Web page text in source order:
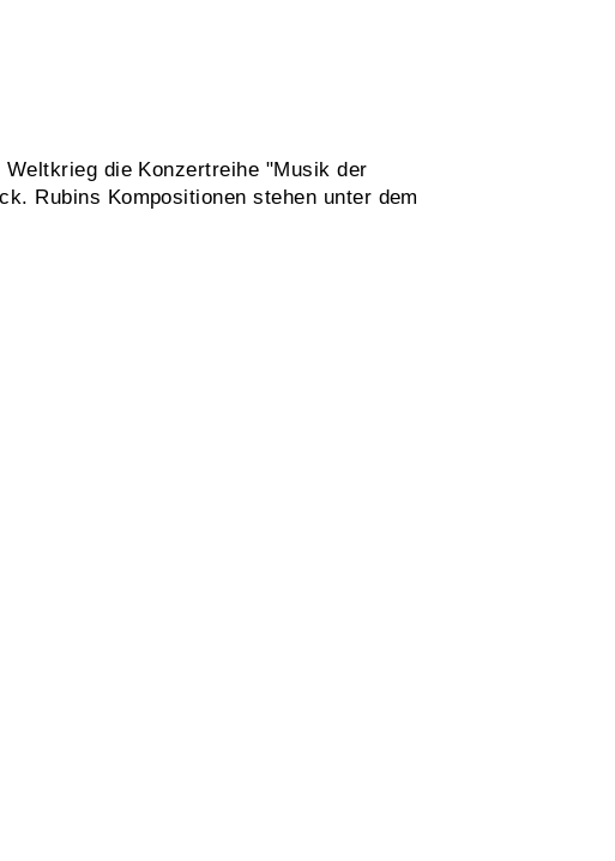
die Konzertreihe "Musik der
Rubins Kompositionen stehen unter dem